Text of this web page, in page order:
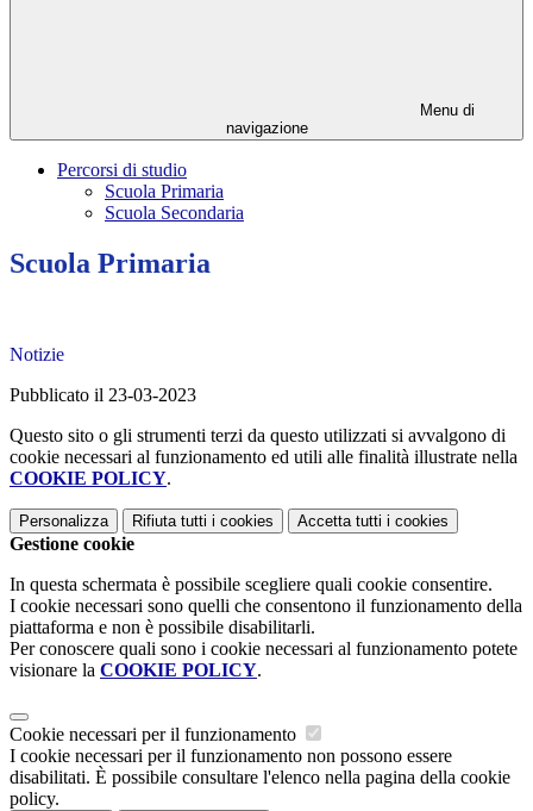
Menu di
navigazione
Percorsi di studio
Scuola Primaria
Scuola Secondaria
Scuola Primaria
Notizie
Pubblicato il 23-03-2023
Questo sito o gli strumenti terzi da questo utilizzati si avvalgono di
cookie necessari al funzionamento ed utili alle finalità illustrate nella
COOKIE POLICY.
Personalizza Rifiuta tutti i cookies Accetta tutti i cookies
Gestione cookie
In questa schermata è possibile scegliere quali cookie consentire.
I cookie necessari sono quelli che consentono il funzionamento della
piattaforma e non è possibile disabilitarli.
Per conoscere quali sono i cookie necessari al funzionamento potete
visionare la COOKIE POLICY.
Cookie necessari per il funzionamento
I cookie necessari per il funzionamento non possono essere
disabilitati. È possibile consultare l'elenco nella pagina della cookie
policy.